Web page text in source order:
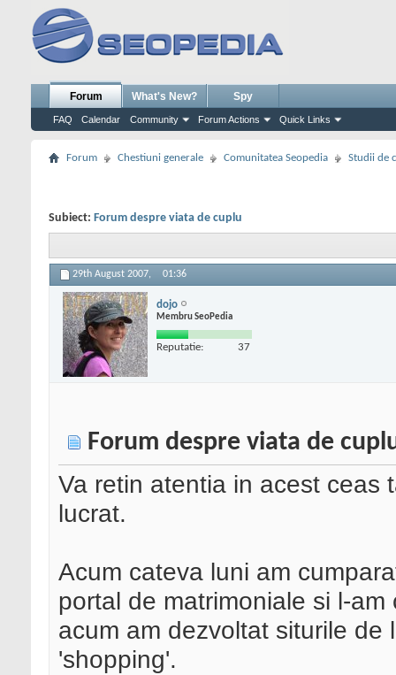
Forum
FAQ Calendar Community Forum Actions Quick Links
What's New? Spy
Forum Chestiuni generale Comunitatea Seopedia Studii de
Subiect: Forum despre viata de cuplu
29th August 2007, 01:36
dojo
Membru SeoPedia
Reputatie: 37
Forum despre viata de
Va retin atentia in acest ceas
lucrat.
Acum cateva luni am
portal de matrimoniale si l-
acum am dezvoltat siturile
'shopping'.